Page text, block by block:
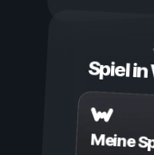
Spiel
Meine